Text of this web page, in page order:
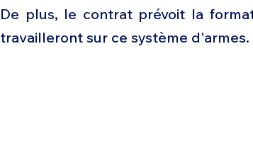
De plus, le contrat prévoit la
travailleront sur ce système d'armes.